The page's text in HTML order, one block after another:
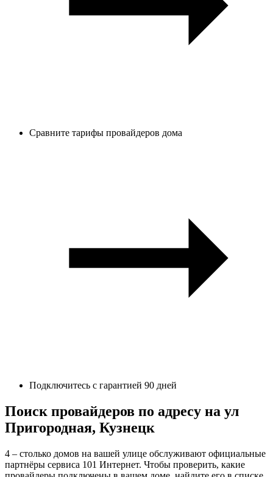
Сравните тарифы провайдеров дома
Подключитесь с гарантией 90 дней
Поиск провайдеров по адресу на ул
Пригородная, Кузнецк
4 – столько домов на вашей улице обслуживают официальные
партнёры сервиса 101 Интернет. Чтобы проверить, какие